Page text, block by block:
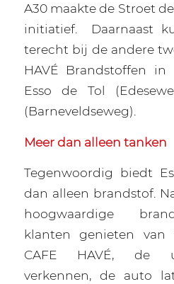
A30 maakte de Stroet
initiatief.
Daarnaast
terecht bij de andere
HAVÉ Brandstoffen in
Esso de Tol
(Barneveldseweg).
Meer dan alleen tanken
Tegenwoordig biedt
dan alleen brandstof.
hoogwaardige
klanten genieten van
CAFE HAVÉ, de
verkennen, de auto